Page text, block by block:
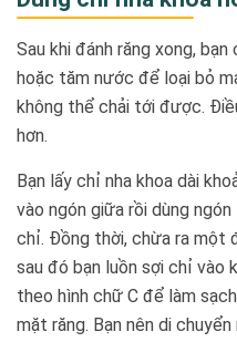
Sau khi đánh răng xong,
hoặc tăm nước để loại bỏ
không thể chải tới được.
hơn.
Bạn lấy chỉ nha khoa dài
vào ngón giữa rồi dùng
chỉ. Đồng thời, chừa ra một
sau đó bạn luồn sợi chỉ vào
theo hình chữ C để làm
mặt răng. Bạn nên di